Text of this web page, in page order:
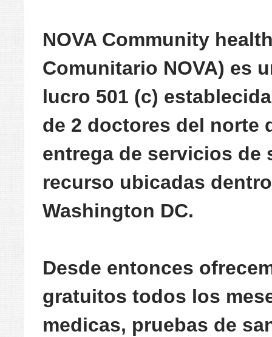
NOVA Community
Comunitario NOVA) es
lucro 501 (c)
de 2 doctores del norte
entrega de servicios de
recurso ubicadas
Washington DC.
Desde entonces
gratuitos todos los
medicas, pruebas de